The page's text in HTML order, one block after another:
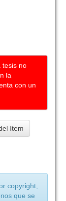
tesis no
la
con un
ítem
copyright,
que se